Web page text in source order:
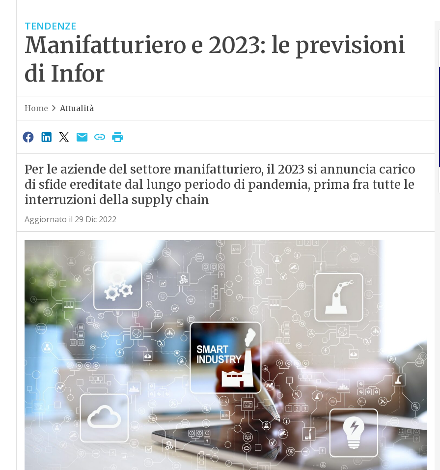
TENDENZE
Manifatturiero e 2023: le previsioni
di Infor
Home Attualità
Per le aziende del settore manifatturiero, il 2023 si annuncia carico
di sfide ereditate dal lungo periodo di pandemia, prima fra tutte le
interruzioni della supply chain
Aggiornato il 29 Dic 2022